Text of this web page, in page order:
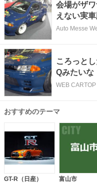
会場がザ
えない実
Auto Messe
ころっと
Qみたい
変わった
WEB CARTOP
おすすめのテーマ
GT-R（日産） 富山市